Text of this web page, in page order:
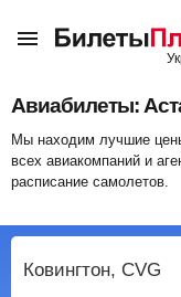
Авиабилеты:
Мы находим лучшие
всех авиакомпаний и
расписание самолетов.